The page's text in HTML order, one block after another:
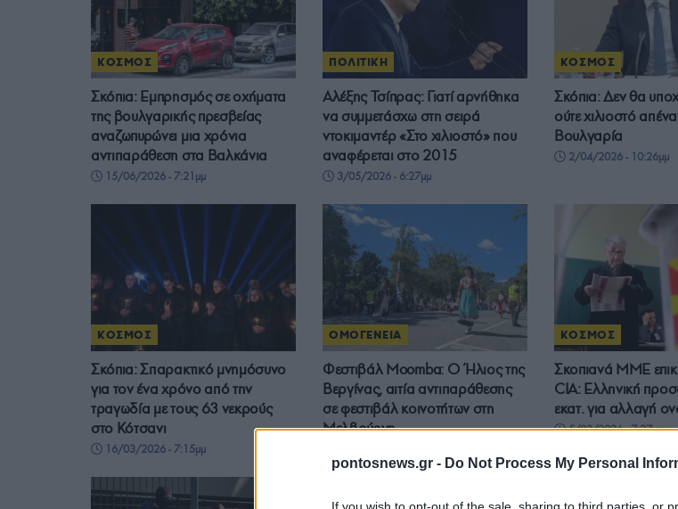
pontosnews.gr - Do Not Process My Personal
If you wish to opt-out of the sale, sharing to third parties, or
ΚΟΣΜΟΣ
Σκόπια: Εμπρησμός σε οχήματα
της βουλγαρικής πρεσβείας
αναζωπυρώνει μια χρόνια
αντιπαράθεση στα Βαλκάνια
15/06/2026 - 7:21μμ
ΠΟΛΙΤΙΚΗ
Αλέξης Τσίπρας: Γιατί αρνήθηκα
να συμμετάσχω στη σειρά
ντοκιμαντέρ «Στο χιλιοστό» που
αναφέρεται στο 2015
3/05/2026 - 6:27μμ
ΚΟΣΜΟΣ
Σκόπια: Δεν θα
ούτε χιλιοστό
Βουλγαρία
2/04/2026 - 10:26μμ
ΚΟΣΜΟΣ
Σκόπια: Σπαρακτικό μνημόσυνο
για τον ένα χρόνο από την
τραγωδία με τους 63 νεκρούς
στο Κότσανι
16/03/2026 - 7:15μμ
ΟΜΟΓΕΝΕΙΑ
Φεστιβάλ Moomba: Ο Ήλιος της
Βεργίνας, αιτία αντιπαράθεσης
σε φεστιβάλ κοινοτήτων στη
Μελβούρνη
ΚΟΣΜΟΣ
Σκοπιανά ΜΜΕ
CIA: Ελληνική
εκατ. για αλλαγή
5/03/2026 - 7:27μμ